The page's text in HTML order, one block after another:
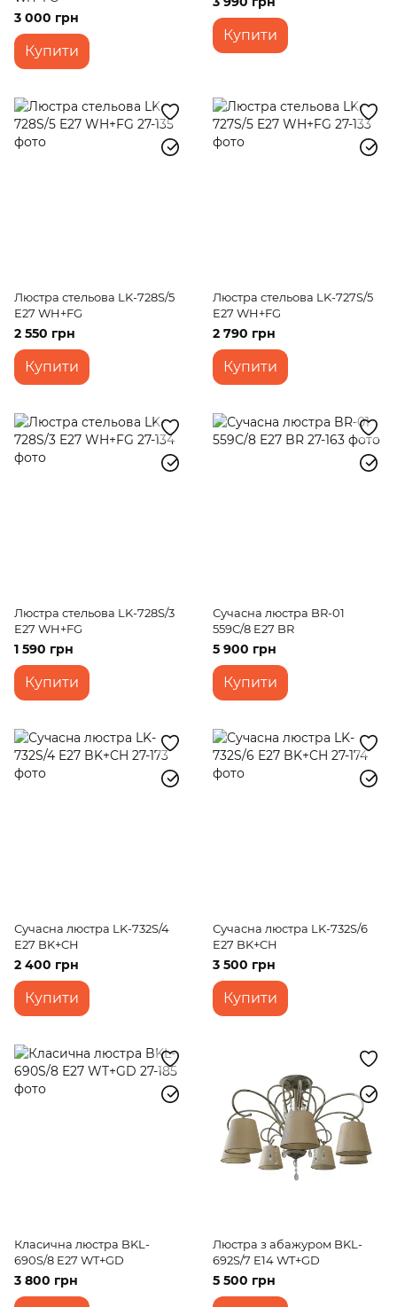
3 000 грн
Купити
Купити
Люстра стельова LK-728S/5
E27 WH+FG
2 550 грн
Купити
Люстра стельова LK-727S/5
E27 WH+FG
2 790 грн
Купити
Люстра стельова LK-728S/3
E27 WH+FG
1 590 грн
Купити
Сучасна люстра BR-01
559С/8 E27 BR
5 900 грн
Купити
Сучасна люстра LK-732S/4
E27 BK+CH
2 400 грн
Купити
Сучасна люстра LK-732S/6
E27 BK+CH
3 500 грн
Купити
Класична люстра BKL-
690S/8 E27 WT+GD
3 800 грн
Люстра з абажуром BKL-
692S/7 E14 WT+GD
5 500 грн